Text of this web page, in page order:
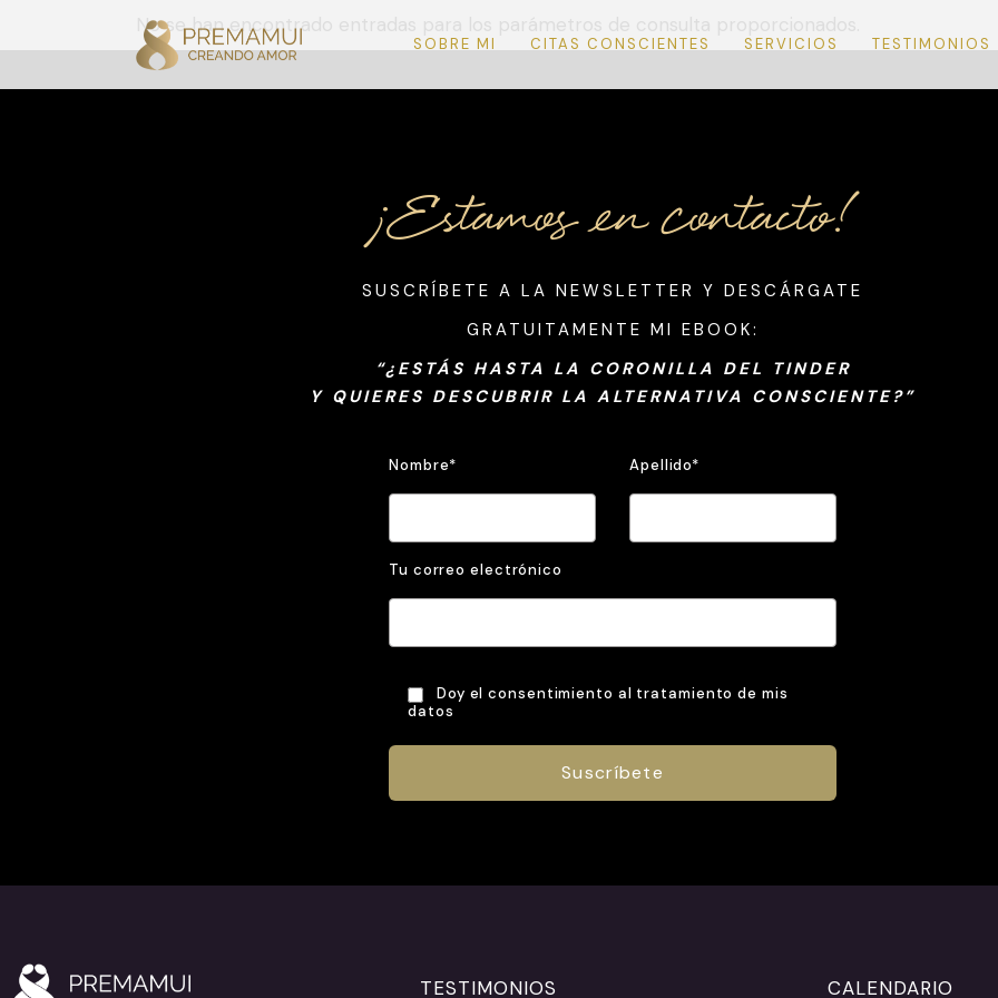
SOBRE MI CITAS CONSCIENTES SERVICIOS TESTIMONIOS
No se han encontrado entradas para los parámetros de consulta proporcionados.
¡Estamos en contacto!
SUSCRÍBETE A LA NEWSLETTER Y DESCÁRGATE
GRATUITAMENTE MI EBOOK:
“¿ESTÁS HASTA LA CORONILLA DEL TINDER
Y QUIERES DESCUBRIR LA ALTERNATIVA CONSCIENTE?”
Nombre* Apellido*
Tu correo electrónico
Doy el consentimiento al tratamiento de mis
datos
TESTIMONIOS CALENDARIO